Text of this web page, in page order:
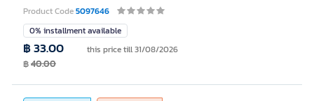
Product Code5097646
0% installment available
฿ 33.00 this price till 31/08/2026
฿40.00